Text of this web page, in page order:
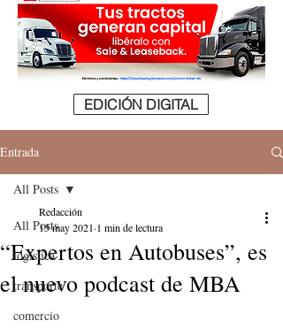
EDICIÓN DIGITAL
Entrada
All Posts
logistica
transporte
comercio
All Posts
“Expertos en Autobuses”, es
el nuevo podcast de MBA
Redacción
15 may 2021 1 min de lectura